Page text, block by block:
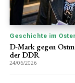
Geschichte im
D-Mark gegen
der DDR
24/06/2026